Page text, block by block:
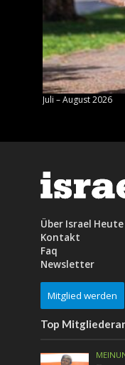
Juli – August 2026
Über Israel Heute
Kontakt
Faq
Newsletter
Mitglied werden
Top